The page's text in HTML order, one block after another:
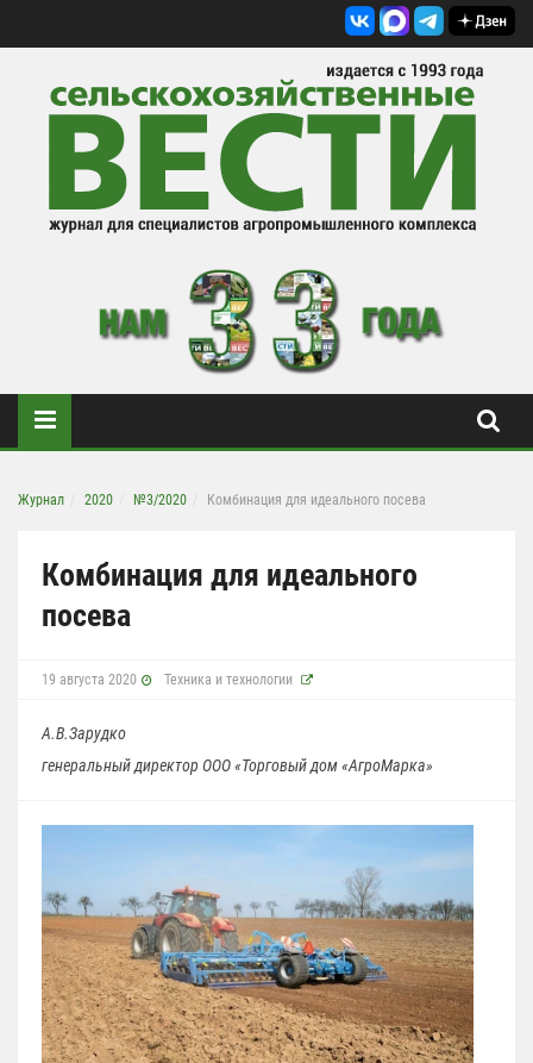
Журнал 2020 №3/2020 Комбинация для идеального посева
Комбинация для идеального
посева
19 августа 2020 Техника и технологии
А.В.Зарудко
генеральный директор ООО «Торговый дом «АгроМарка»